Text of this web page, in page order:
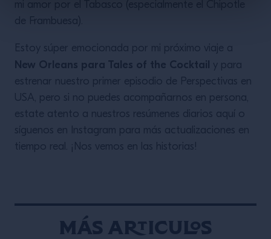
mi amor por el Tabasco (especialmente el Chipotle
de Frambuesa).
Estoy súper emocionada por mi próximo viaje a
New Orleans para Tales of the Cocktail y para
estrenar nuestro primer episodio de Perspectivas en
USA, pero si no puedes acompañarnos en persona,
estate atento a nuestros resúmenes diarios aquí o
síguenos en Instagram para más actualizaciones en
tiempo real. ¡Nos vemos en las historias!
Más articulos